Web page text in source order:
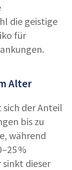
die geistige
für
Alter
der Anteil
bis zu
während
%
dieser